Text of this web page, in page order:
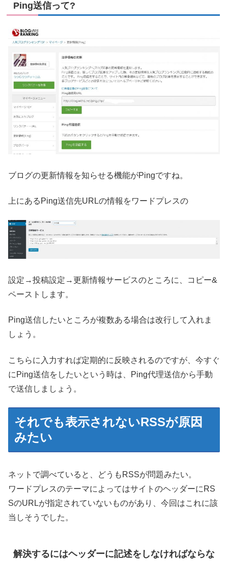
Ping送信って?
ブログの更新情報を知らせる機能がPingですね。
上にあるPing送信先URLの情報をワードプレスの
設定→投稿設定→更新情報サービスのところに、コピー&
ペーストします。
Ping送信したいところが複数ある場合は改行して入れま
しょう。
こちらに入力すれば定期的に反映されるのですが、今すぐ
にPing送信をしたいという時は、Ping代理送信から手動
で送信しましょう。
それでも表示されないRSSが原因
みたい
ネットで調べていると、どうもRSSが問題みたい。
ワードプレスのテーマによってはサイトのヘッダーにRS
SのURLが指定されていないものがあり、今回はこれに該
当しそうでした。
解決するにはヘッダーに記述をしなければならな